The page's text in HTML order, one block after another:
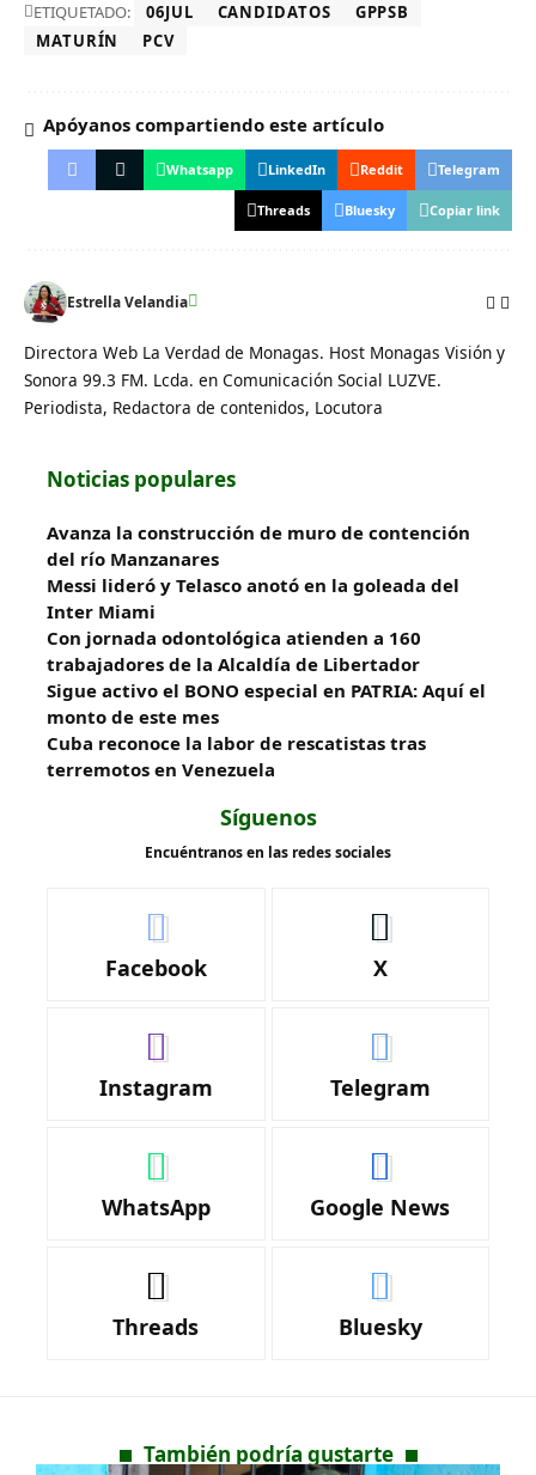
ETIQUETADO: 06JUL CANDIDATOS
GPPSB
MATURÍN
PCV
Apóyanos compartiendo este artículo
Whatsapp LinkedIn Reddit Telegram
Threads Bluesky Copiar link
Estrella Velandia
Directora Web La Verdad de Monagas. Host Monagas Visión y
Sonora 99.3 FM. Lcda. en Comunicación Social LUZVE.
Periodista, Redactora de contenidos, Locutora
Noticias populares
Avanza la construcción de muro de contención
del río Manzanares
Messi lideró y Telasco anotó en la goleada del
Inter Miami
Con jornada odontológica atienden a 160
trabajadores de la Alcaldía de Libertador
Sigue activo el BONO especial en PATRIA: Aquí el
monto de este mes
Cuba reconoce la labor de rescatistas tras
terremotos en Venezuela
Síguenos
Encuéntranos en las redes sociales
Facebook X
Instagram Telegram
WhatsApp Google News
Threads Bluesky
También podría gustarte